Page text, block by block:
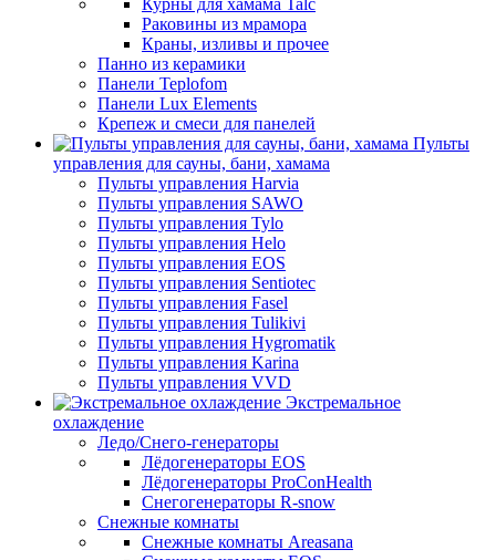
Курны для хамама Talc
Раковины из мрамора
Краны, изливы и прочее
Панно из керамики
Панели Teplofom
Панели Lux Elements
Крепеж и смеси для панелей
Пульты
управления для сауны, бани, хамама
Пульты управления Harvia
Пульты управления SAWO
Пульты управления Tylo
Пульты управления Helo
Пульты управления EOS
Пульты управления Sentiotec
Пульты управления Fasel
Пульты управления Tulikivi
Пульты управления Hygromatik
Пульты управления Karina
Пульты управления VVD
Экстремальное
охлаждение
Ледо/Снего-генераторы
Лёдогенераторы EOS
Лёдогенераторы ProConHealth
Снегогенераторы R-snow
Снежные комнаты
Снежные комнаты Areasana